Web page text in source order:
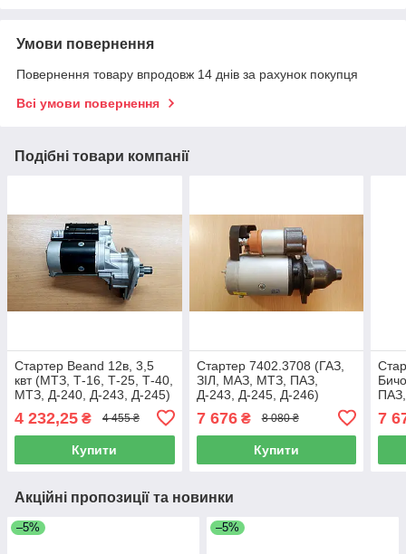
Умови повернення
Повернення товару впродовж 14 днів за рахунок покупця
Всі умови повернення
Подібні товари компанії
Стартер Beand 12в, 3,5
квт (МТЗ, Т-16, Т-25, Т-40,
МТЗ, Д-240, Д-243, Д-245)
4 232,25 ₴ 4 455 ₴
Купити
Стартер 7402.3708 (ГАЗ,
ЗІЛ, МАЗ, МТЗ, ПАЗ,
Д-243, Д-245, Д-246)
7 676₴ 8 080 ₴
Купити
7
Акційні пропозиції та новинки
–5% –5%